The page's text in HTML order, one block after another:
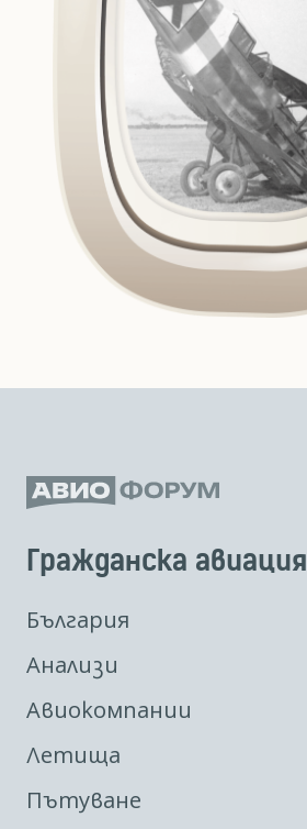
Гражданска авиация
България
Анализи
Авиокомпании
Летища
Пътуване